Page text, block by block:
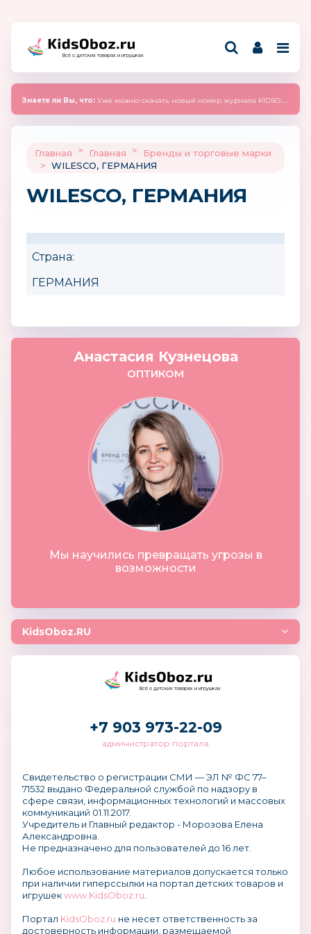
Всё о детских товарах и игрушках
Знаете ли Вы, что: Уже можно скачать новый номер журнала KIDSOBOZ 2025 (сентябрь)
Главная > Главная >
Бренды и торговые марки
> WILESCO, ГЕРМАНИЯ
WILESCO, ГЕРМАНИЯ
Страна:
ГЕРМАНИЯ
Анастасия Кузнецова
ОПТИКОМ
Мы научились превращать угрозы в
возможности
KidsOboz.RU
Всё о детских товарах и игрушках
+7 903 973-22-09
администратор портала
Свидетельство о регистрации СМИ — ЭЛ № ФС 77–
71532 выдано Федеральной службой по надзору в
сфере связи, информационных технологий и массовых
коммуникаций 01.11.2017.
Учредитель и Главный редактор - Морозова Елена
Александровна.
Не предназначено для пользователей до 16 лет.
Любое использование материалов допускается только
при наличии гиперссылки на портал детских товаров и
игрушекwww.KidsOboz.ru
Портал KidsOboz.ru не несет ответственность за
достоверность информации, размещаемой